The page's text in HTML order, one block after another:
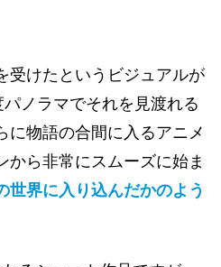
受けたというビジュアルが
ノラマでそれを見渡れる
に物語の合間に入るアニメ
から非常にスムーズに始ま
世界に入り込んだかのよう